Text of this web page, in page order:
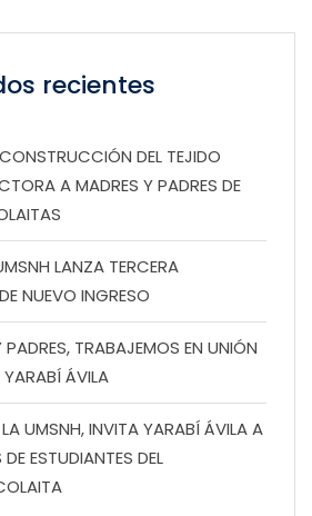
recientes
DEL TEJIDO
A MADRES Y PADRES DE
LANZA TERCERA
NUEVO INGRESO
TRABAJEMOS EN UNIÓN
ÁVILA
UMSNH, INVITA YARABÍ ÁVILA A
ESTUDIANTES DEL